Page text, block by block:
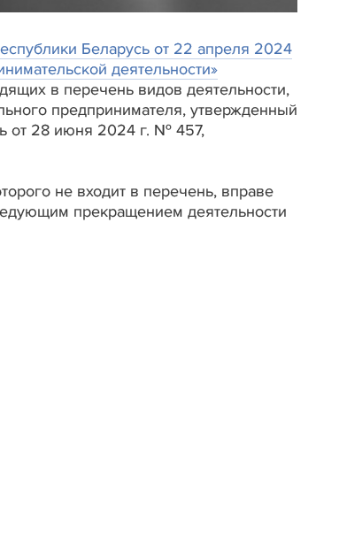
Беларусь от 22 апреля 2024
деятельности»
в перечень видов деятельности,
предпринимателя, утвержденный
от 28 июня 2024 г. № 457,
не входит в перечень, вправе
прекращением деятельности